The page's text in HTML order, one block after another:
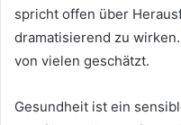
spricht offen über
dramatisierend zu
von vielen geschätzt.
Gesundheit ist ein